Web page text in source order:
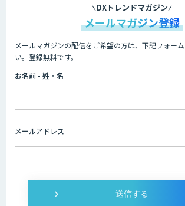
imprai ezKotae
ログミーツ powered
DXトレンドマガジン
メールマガジン登録
メールマガジンの配信をご希望の方は、下記フォー
い。登録無料です。
お名前 - 姓・名
メールアドレス